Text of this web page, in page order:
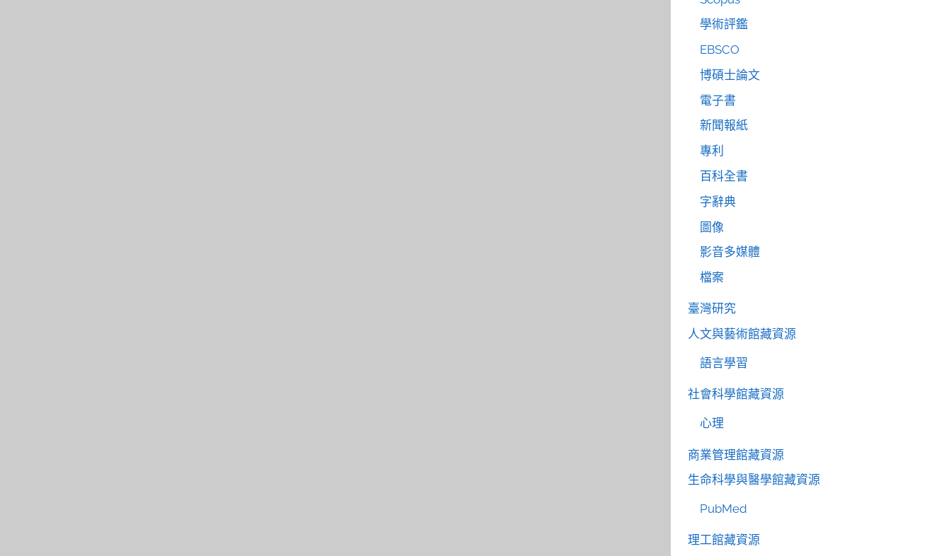
學術評鑑
EBSCO
博碩士論文
電子書
新聞報紙
專利
百科全書
字辭典
圖像
影音多媒體
檔案
臺灣研究
人文與藝術館藏資源
語言學習
社會科學館藏資源
心理
商業管理館藏資源
生命科學與醫學館藏資源
PubMed
理工館藏資源